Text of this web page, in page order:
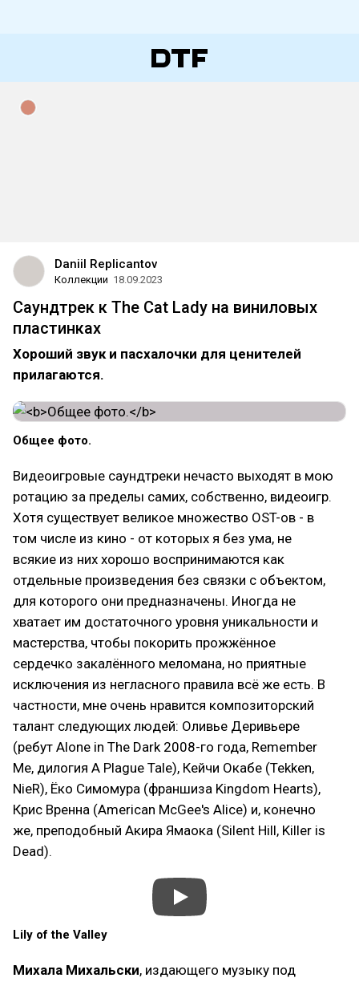
Daniil Replicantov
Коллекции 18.09.2023
Саундтрек к The Cat Lady на виниловых
пластинках
Хороший звук и пасхалочки для ценителей
прилагаются.
Общее фото.
Видеоигровые саундтреки нечасто выходят в мою
ротацию за пределы самих, собственно, видеоигр.
Хотя существует великое множество OST-ов - в
том числе из кино - от которых я без ума, не
всякие из них хорошо воспринимаются как
отдельные произведения без связки с объектом,
для которого они предназначены. Иногда не
хватает им достаточного уровня уникальности и
мастерства, чтобы покорить прожжённое
сердечко закалённого меломана, но приятные
исключения из негласного правила всё же есть. В
частности, мне очень нравится композиторский
талант следующих людей: Оливье Деривьере
(ребут Alone in The Dark 2008-го года, Remember
Me, дилогия A Plague Tale), Кейчи Окабе (Tekken,
NieR), Ёко Симомура (франшиза Kingdom Hearts),
Крис Вренна (American McGee's Alice) и, конечно
же, преподобный Акира Ямаока (Silent Hill, Killer is
Dead).
Lily of the Valley
Михала Михальски, издающего музыку под